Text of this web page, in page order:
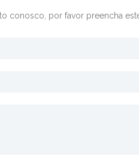
conosco, por favor preencha